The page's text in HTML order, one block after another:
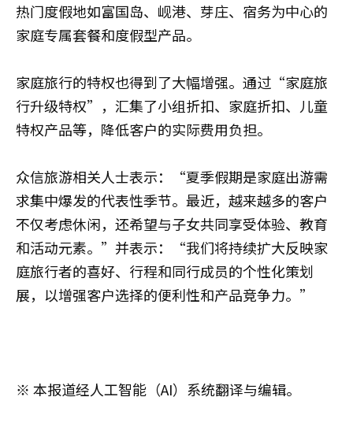
热门度假地如富国岛、岘港、芽庄、宿务为中心的
家庭专属套餐和度假型产品。
家庭旅行的特权也得到了大幅增强。通过“家庭旅
行升级特权”，汇集了小组折扣、家庭折扣、儿童
特权产品等，降低客户的实际费用负担。
众信旅游相关人士表示：“夏季假期是家庭出游需
求集中爆发的代表性季节。最近，越来越多的客户
不仅考虑休闲，还希望与子女共同享受体验、教育
和活动元素。”并表示：“我们将持续扩大反映家
庭旅行者的喜好、行程和同行成员的个性化策划
展，以增强客户选择的便利性和产品竞争力。”
※ 本报道经人工智能（AI）系统翻译与编辑。